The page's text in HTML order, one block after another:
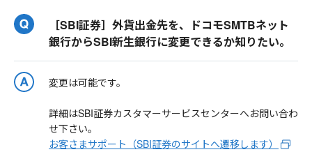
［SBI証券］外貨出金先を、ドコモSMTBネット
銀行からSBI新生銀行に変更できるか知りたい。
変更は可能です。
詳細はSBI証券カスタマーサービスセンターへお問い合わ
せ下さい。
お客さまサポート（SBI証券のサイトへ遷移します）